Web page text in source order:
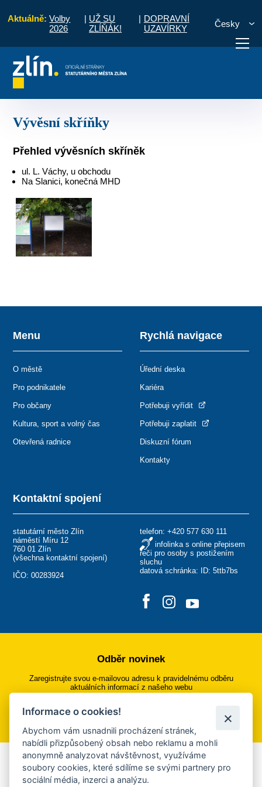
Aktuálně: Volby
2026
| UŽ SU
ZLÍŇÁK!
| DOPRAVNÍ
UZAVÍRKY
Česky
vyřídit Potřebuji zaplatit
Vývěsní skříňky
Přehled vývěsních skříněk
ul. L. Váchy, u obchodu
Na Slanici, konečná MHD
Kontaktní spojení
statutární město Zlín
náměstí Míru 12
760 01 Zlín
(všechna kontaktní spojení)
IČO: 00283924
telefon: +420 577 630 111
infolinka s online přepisem
řeči pro osoby s postižením
sluchu
datová schránka: ID: 5ttb7bs
Menu
O městě
Pro podnikatele
Pro občany
Kultura, sport a volný čas
Otevřená radnice
Rychlá navigace
Úřední deska
Kariéra
Potřebuji vyřídit
Potřebuji zaplatit
Diskuzní fórum
Kontakty
Odběr novinek
Zaregistrujte svou e-mailovou adresu k pravidelnému odběru
aktuálních informací z našeho webu
Přihlásit se k odběru
Aplikace Mobilní rozhlas
Chcete dostávat do svého mobilu či mailu upozornění na
Informace o cookies!
Abychom vám usnadnili procházení stránek,
nabídli přizpůsobený obsah nebo reklamu a mohli
anonymně analyzovat návštěvnost, využíváme
soubory cookies, které sdílíme se svými partnery pro
sociální média, inzerci a analýzu.